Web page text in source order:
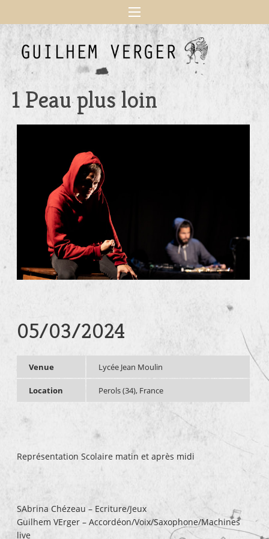
1 Peau plus loin
05/03/2024
Venue Lycée Jean Moulin
Location Perols (34), France
Représentation Scolaire matin et après midi
SAbrina Chézeau – Ecriture/Jeux
Guilhem VErger – Accordéon/Voix/Saxophone/Machines
live